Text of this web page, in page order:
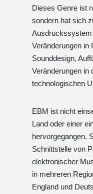
Dieses Genre ist
sondern hat sich
Veränderungen in
Sounddesign,
Veränderungen in
technologischen
EBM ist nicht
Land oder einer
hervorgegangen.
Schnittstelle von
elektronischer
in mehreren
England und